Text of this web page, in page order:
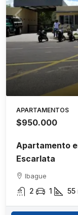
APARTAMENTOS
$950.000
Apartamento
Escarlata
Ibague
2 1 55